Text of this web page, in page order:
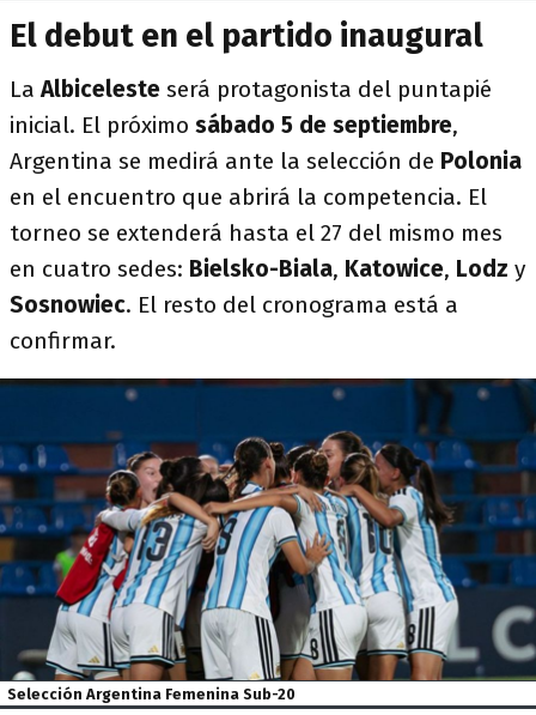
El debut en el partido inaugural
LaAlbiceleste será protagonista del puntapié
inicial. El próximo sábado 5 de septiembre,
Argentina se medirá ante la selección de Polonia
en el encuentro que abrirá la competencia. El
torneo se extenderá hasta el 27 del mismo mes
en cuatro sedes: Bielsko-Biala, Katowice, Lodz y
Sosnowiec. El resto del cronograma está a
confirmar.
Selección Argentina Femenina Sub-20